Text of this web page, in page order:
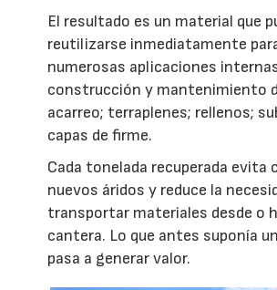
El resultado es un material que
reutilizarse inmediatamente
numerosas aplicaciones
construcción y mantenimiento
acarreo; terraplenes; rellenos;
capas de firme.
Cada tonelada recuperada evita
nuevos áridos y reduce la
transportar materiales desde o
cantera. Lo que antes suponía
pasa a generar valor.